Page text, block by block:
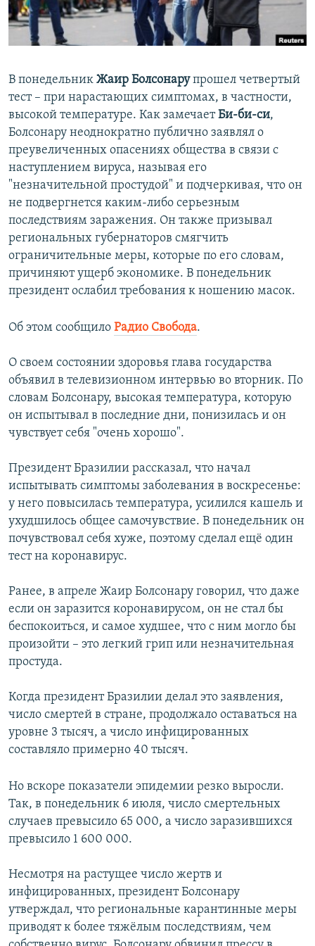
ПОБЕДИТЕЛЕЙ НЕ СУДЯТ?
КРЫМ.НЕПОКОРЕННЫЙ
УКРАИНСКАЯ ПРОБЛЕМА КРЫМА
ПРИСОЕДИНЯЙТЕСЬ!
Все сайты RFE/RL
В понедельник Жаир Болсонарупрошел четвертый
тест – при нарастающих симптомах, в частности,
высокой температуре. Как замечаетБи-би-си,
Болсонару неоднократно публично заявлял о
преувеличенных опасениях общества в связи с
наступлением вируса, называя его
"незначительной простудой" и подчеркивая, что он
не подвергнется каким-либо серьезным
последствиям заражения. Он также призывал
региональных губернаторов смягчить
ограничительные меры, которые по его словам,
причиняют ущерб экономике. В понедельник
президент ослабил требования к ношению масок.
Об этом сообщило Радио Свобода.
О своем состоянии здоровья глава государства
объявил в телевизионном интервью во вторник. По
словам Болсонару, высокая температура, которую
он испытывал в последние дни, понизилась и он
чувствует себя "очень хорошо".
Президент Бразилии рассказал, что начал
испытывать симптомы заболевания в воскресенье:
у него повысилась температура, усилился кашель и
ухудшилось общее самочувствие. В понедельник он
почувствовал себя хуже, поэтому сделал ещё один
тест на коронавирус.
Ранее, в апреле Жаир Болсонару говорил, что даже
если он заразится коронавирусом, он не стал бы
беспокоиться, и самое худшее, что с ним могло бы
произойти – это легкий грип или незначительная
простуда.
Когда президент Бразилии делал это заявления,
число смертей в стране, продолжало оставаться на
уровне 3 тысяч, а число инфицированных
составляло примерно 40 тысяч.​
Но вскоре показатели эпидемии резко выросли.
Так, в понедельник 6 июля, число смертельных
случаев превысило 65 000, а число заразившихся
превысило 1 600 000.
Несмотря на растущее число жертв и
инфицированных, президент Болсонару
утверждал, что региональные карантинные меры
приводят к более тяжёлым последствиям, чем